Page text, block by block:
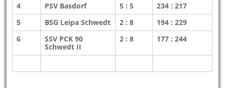
4 PSV Basdorf 5 : 5
234 : 217
5
BSG Leipa Schwedt 2 : 8
194 : 229
6
SSV PCK 90
Schwedt II
2 : 8 177 : 244